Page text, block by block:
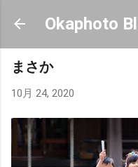
スキップして
Okaphoto
まさか
10月 24, 2020